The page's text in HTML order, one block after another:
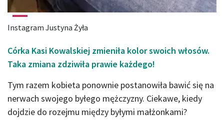
Instagram Justyna Żyła
Córka Kasi Kowalskiej zmieniła kolor swoich włosów.
Taka zmiana zdziwiła prawie każdego!
Tym razem kobieta ponownie postanowiła bawić się na
nerwach swojego byłego mężczyzny. Ciekawe, kiedy
dojdzie do rozejmu między byłymi małżonkami?